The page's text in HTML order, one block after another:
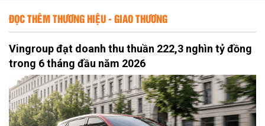
ĐỌC THÊM THƯƠNG HIỆU - GIAO THƯƠNG
Vingroup đạt doanh thu thuần 222,3 nghìn tỷ đồng
trong 6 tháng đầu năm 2026